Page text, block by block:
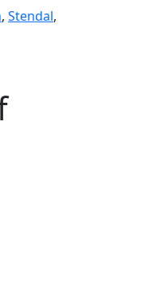
, Stendal,